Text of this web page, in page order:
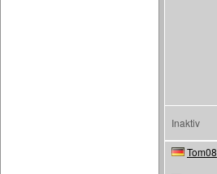
Inaktiv
Tom08